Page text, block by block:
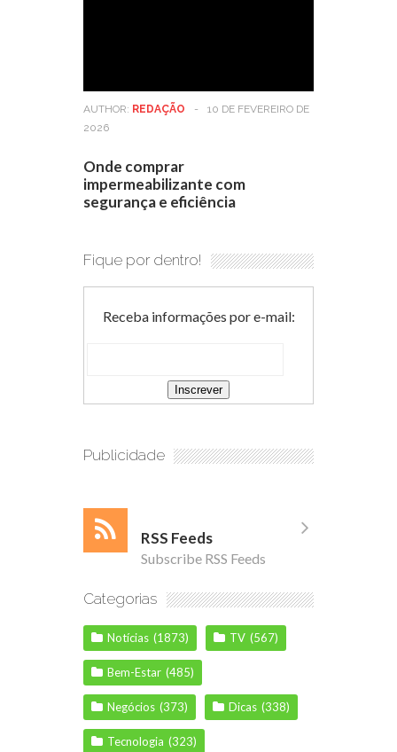
AUTHOR: REDAÇÃO -
10 DE FEVEREIRO DE
2026
Onde comprar
impermeabilizante com
segurança e eficiência
Fique por dentro!
Receba informações por e-mail:
Publicidade
RSS Feeds
Subscribe RSS Feeds
Categorias
Notícias (1873) TV (567)
Bem-Estar (485)
Negócios (373) Dicas (338)
Tecnologia (323)